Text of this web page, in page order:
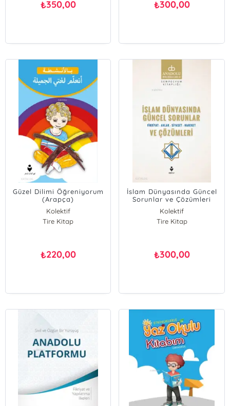
₺350,00 ₺300,00
Güzel Dilimi Öğreniyorum
(Arapça)
Kolektif
Tire Kitap
₺220,00
İslam Dünyasında Güncel
Sorunlar ve Çözümleri
(Fikriyat-Ahlak-Siyaset-
Hareket)
Kolektif
Tire Kitap
₺300,00